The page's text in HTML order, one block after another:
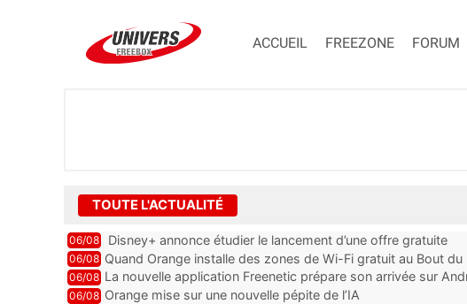
ACCUEIL FREEZONE FORUM
TOUTE L'ACTUALITÉ
06/08 Disney+ annonce étudier le lancement d’une offre gratuite
06/08 Quand Orange installe des zones de Wi-Fi gratuit au Bout du
06/08 La nouvelle application Freenetic prépare son arrivée sur
abonnés Freebox, testez la
06/08 Orange mise sur une nouvelle pépite de l’IA